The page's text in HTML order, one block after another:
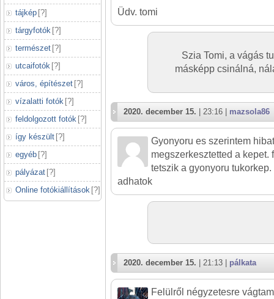
tájkép [?]
tárgyfotók [?]
természet [?]
utcaifotók [?]
város, építészet [?]
vízalatti fotók [?]
feldolgozott fotók [?]
így készült [?]
egyéb [?]
pályázat [?]
Online fotókiállítások [?]
Üdv. tomi
Szia Tomi, a vágás
másképp csinálná,
2020. december 15. | 23:16 | mazsola86
Gyonyoru es szerintem
megszerkesztetted a kepet.
tetszik a gyonyoru
adhatok
2020. december 15. | 21:13 | pálkata
Felülről négyzetesre